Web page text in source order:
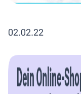
02.02.22